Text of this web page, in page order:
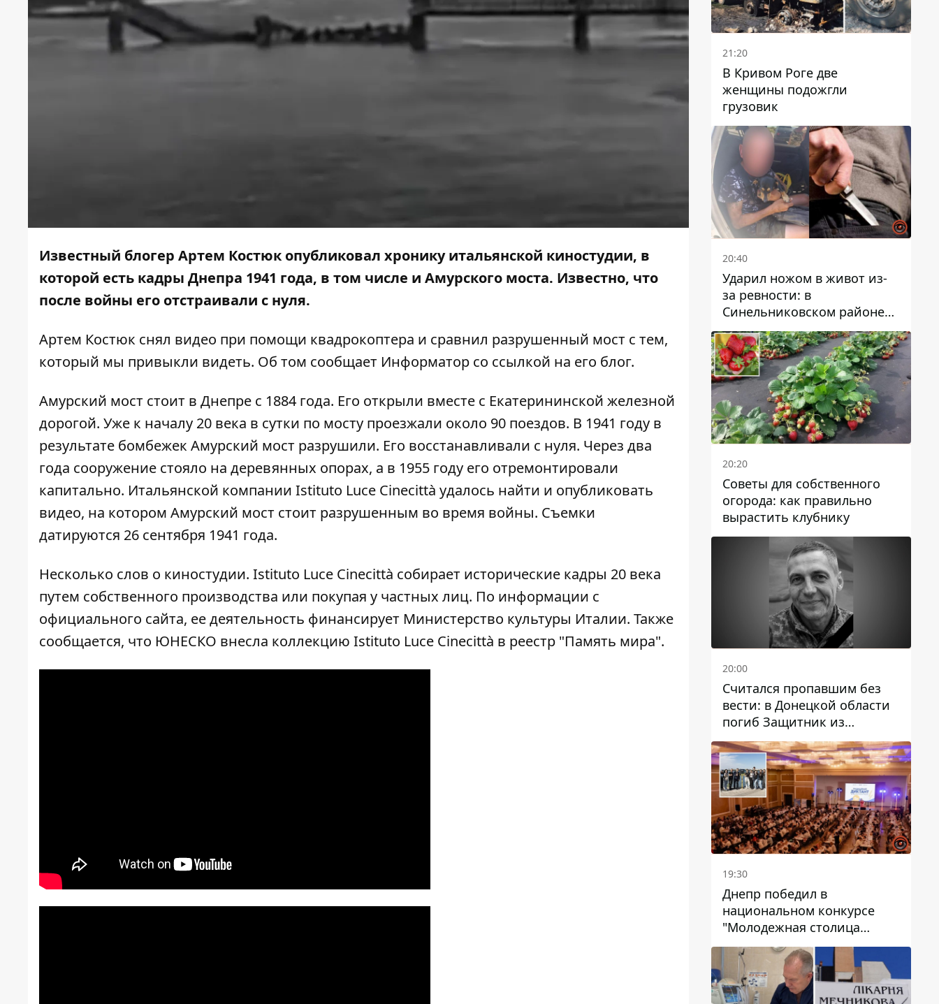
Известный блогер Артем Костюк опубликовал хронику итальянской киностудии, в
которой есть кадры Днепра 1941 года, в том числе и Амурского моста. Известно, что
после войны его отстраивали с нуля.
Артем Костюк снял видео при помощи квадрокоптера и сравнил разрушенный мост с тем,
который мы привыкли видеть. Об том сообщает Информатор со ссылкой на его блог.
Амурский мост стоит в Днепре с 1884 года. Его открыли вместе с Екатерининской железной
дорогой. Уже к началу 20 века в сутки по мосту проезжали около 90 поездов. В 1941 году в
результате бомбежек Амурский мост разрушили. Его восстанавливали с нуля. Через два
года сооружение стояло на деревянных опорах, а в 1955 году его отремонтировали
капитально. Итальянской компании Istituto Luce Cinecittà удалось найти и опубликовать
видео, на котором Амурский мост стоит разрушенным во время войны. Съемки
датируются 26 сентября 1941 года.
Несколько слов о киностудии. Istituto Luce Cinecittà собирает исторические кадры 20 века
путем собственного производства или покупая у частных лиц. По информации с
официального сайта, ее деятельность финансирует Министерство культуры Италии. Также
сообщается, что ЮНЕСКО внесла коллекцию Istituto Luce Cinecittà в реестр "Память мира".
21:20
В Кривом Роге две
женщины подожгли
грузовик
20:40
Ударил ножом в живот из-
за ревности: в
Синельниковском районе
задержали 49-летнего
мужчину за убийство
20:20
Советы для собственного
огорода: как правильно
вырастить клубнику
20:00
Считался пропавшим без
вести: в Донецкой области
погиб Защитник из
Каменского Антон
Красовский
19:30
Днепр победил в
национальном конкурсе
"Молодежная столица
Украины – 2026"